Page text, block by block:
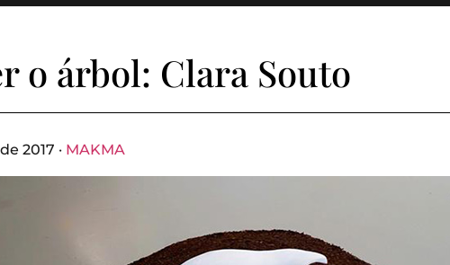
o árbol: Clara Souto
2017 · MAKMA